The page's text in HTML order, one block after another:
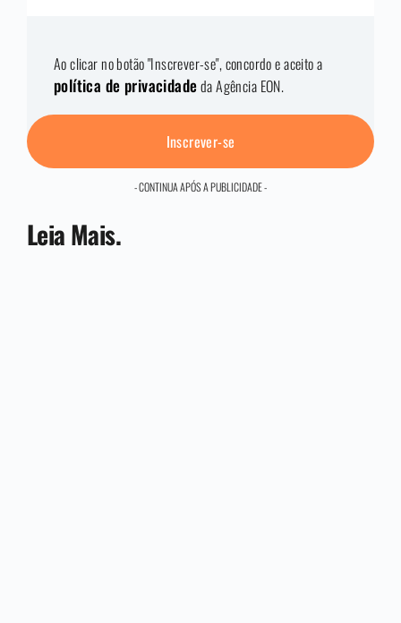
Ao clicar no botão "Inscrever-se", concordo e aceito a
política de privacidadeda Agência EON.
Inscrever-se
- CONTINUA APÓS A PUBLICIDADE -
Leia Mais.